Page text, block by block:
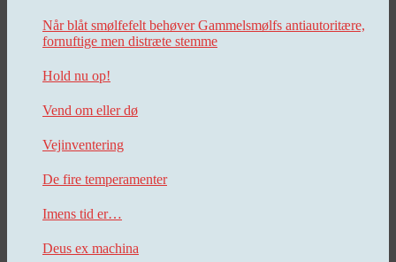
Når blåt smølfefelt behøver Gammelsmølfs antiautoritære,
fornuftige men distræte stemme
Hold nu op!
Vend om eller dø
Vejinventering
De fire temperamenter
Imens tid er…
Deus ex machina